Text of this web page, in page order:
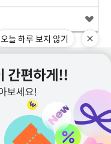
오늘 하루 보지 않기